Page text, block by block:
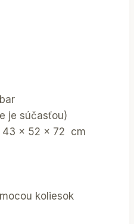
je súčasťou)
43 x 52 x 72 cm
koliesok